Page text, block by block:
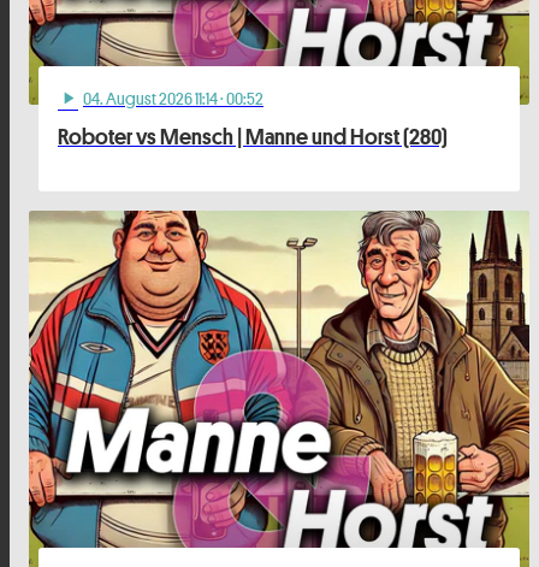
play_arrow 04. August 2026 11:14· 00:52
Roboter vs Mensch | Manne und Horst (280)